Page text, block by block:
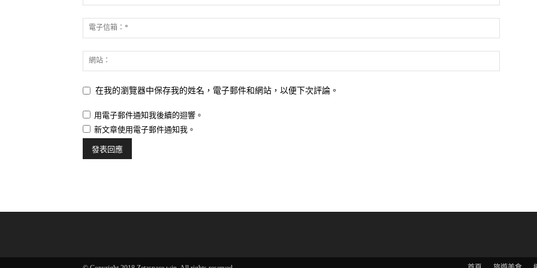
在我的瀏覽器中保存我的姓名，電子郵件和網站，以便下次評論。
用電子郵件通知我後續的迴響。
新文章使用電子郵件通知我。